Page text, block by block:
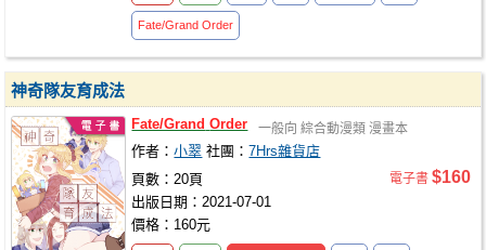
Fate/Grand Order
神奇隊友育成法
Fate/Grand Order 一般向 綜合動漫類 漫畫本
作者：小翠 社團：7Hrs雜貨店
頁數：20頁
出版日期：2021-07-01
價格：160元
電子書 $160